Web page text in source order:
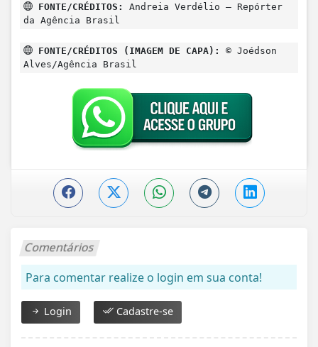
FONTE/CRÉDITOS:
Andreia Verdélio – Repórter
da Agência Brasil
FONTE/CRÉDITOS (IMAGEM DE CAPA):
© Joédson
Alves/Agência Brasil
Comentários
Para comentar realize o login em sua conta!
Login Cadastre-se